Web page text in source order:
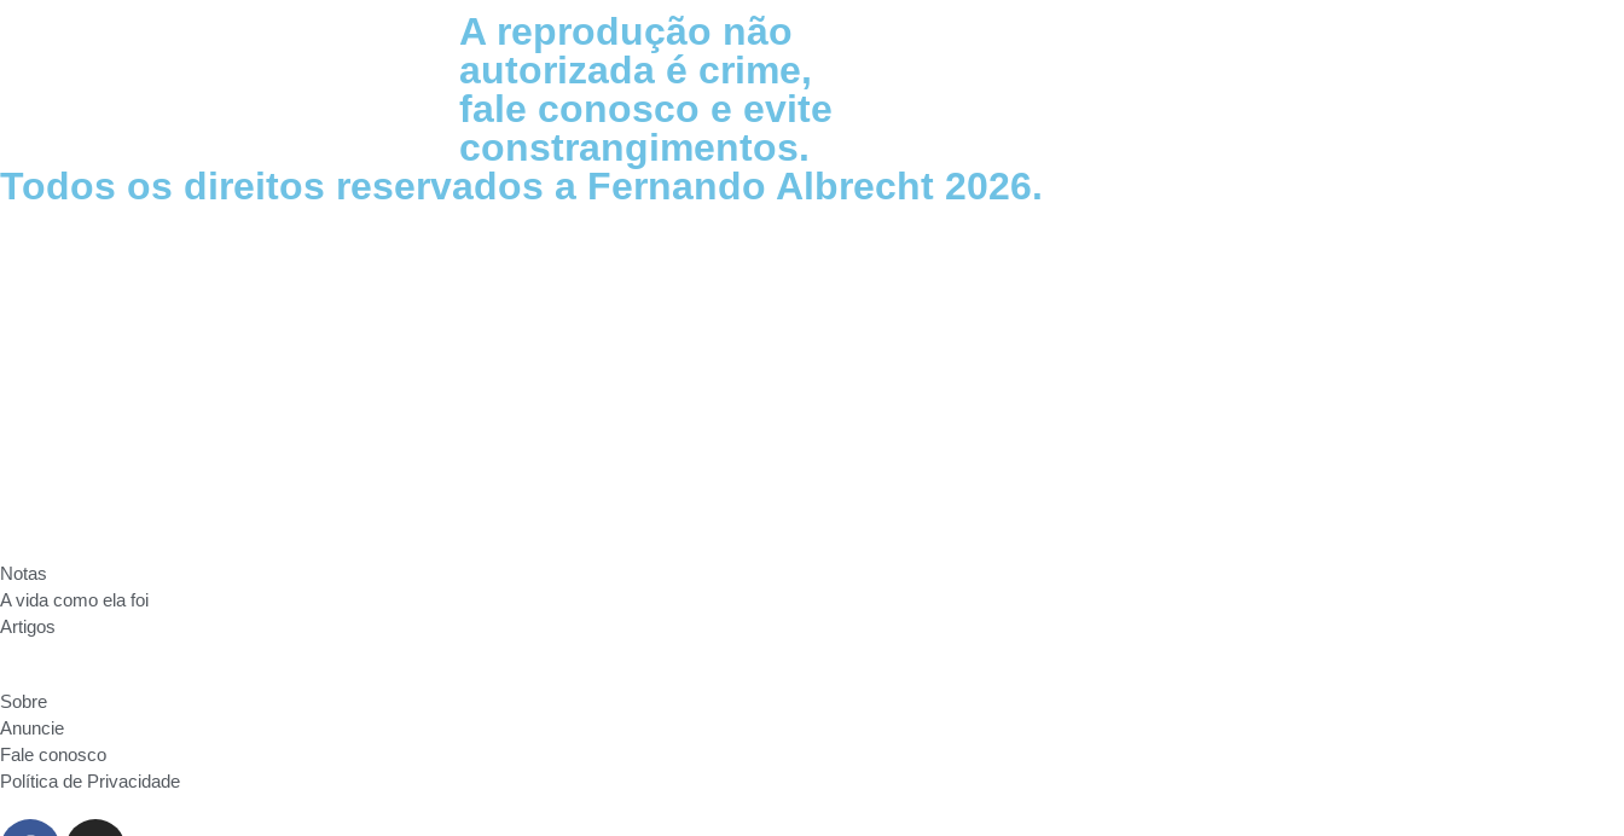
A reprodução não
autorizada é crime,
fale conosco e evite
constrangimentos.
Todos os direitos reservados a Fernando Albrecht 2026.
Notas
A vida como ela foi
Artigos
Sobre
Anuncie
Fale conosco
Política de Privacidade